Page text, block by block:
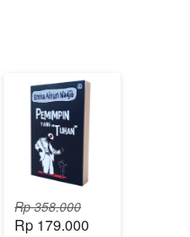
Rp 358.000
Rp 179.000